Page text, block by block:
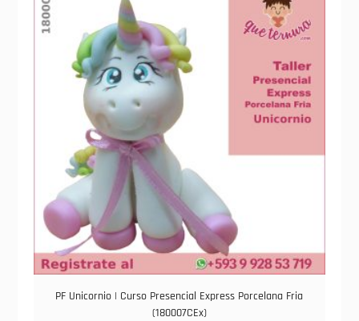
PF Unicornio | Curso Presencial Express Porcelana Fria
(180007CEx)